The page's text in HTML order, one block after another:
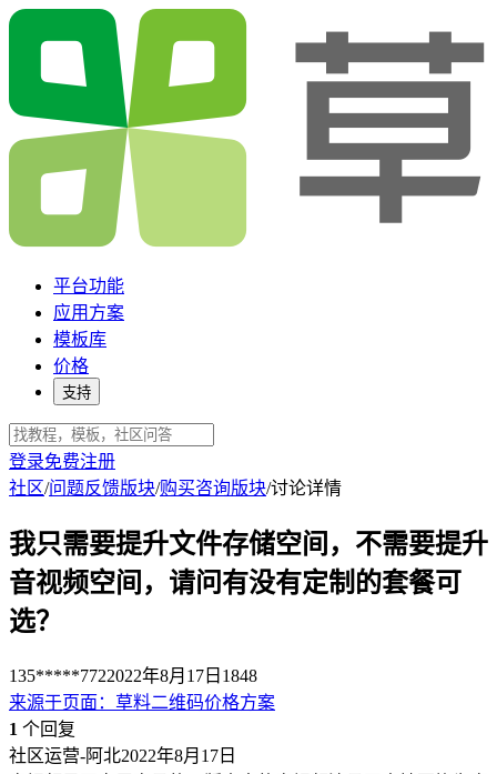
平台功能
应用方案
模板库
价格
支持
登录免费注册
社区/问题反馈版块/购买咨询版块/讨论详情
我只需要提升文件存储空间，不需要提升
音视频空间，请问有没有定制的套餐可
选？
135*****7722022年8月17日 1848
来源于页面 ： 草料二维码价格方案
1 个回复
社区运营-阿北2022年8月17日